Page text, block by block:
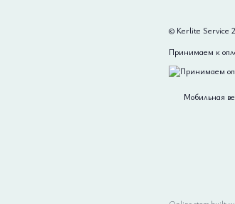
© Kerlite Service
Принимаем к
Мобильная